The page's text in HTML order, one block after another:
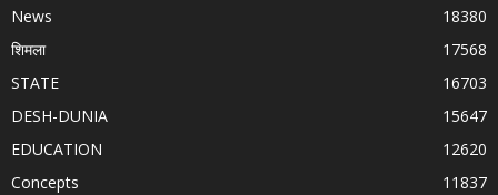
News
18380
शिमला
17568
STATE
16703
DESH-DUNIA
15647
EDUCATION
12620
Concepts
11837